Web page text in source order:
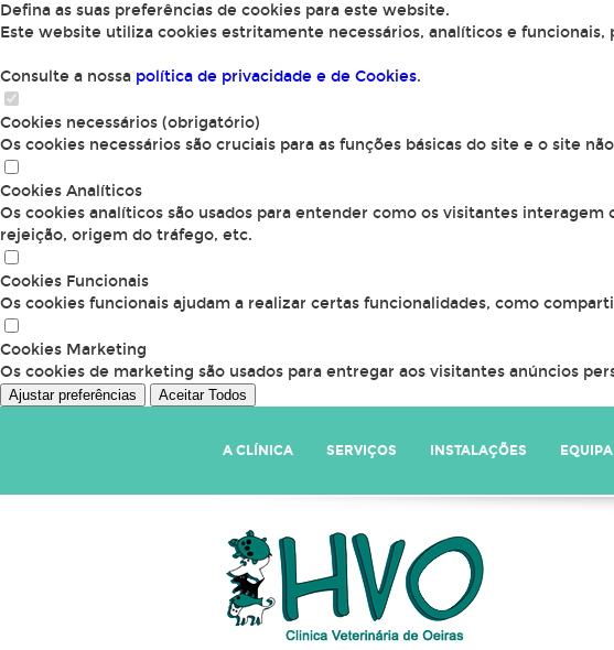
Defina as suas preferências de cookies para este website.
Este website utiliza cookies estritamente necessários, analíticos e
Consulte a nossa política de privacidade e de Cookies.
Cookies necessários (obrigatório)
Os cookies necessários são cruciais para as funções básicas do site e o site
Cookies Analíticos
Os cookies analíticos são usados para entender como os visitantes
rejeição, origem do tráfego, etc.
Cookies Funcionais
Os cookies funcionais ajudam a realizar certas funcionalidades, como
Cookies Marketing
Os cookies de marketing são usados para entregar aos visitantes anúncios
Ajustar preferências Aceitar Todos
A CLÍNICA SERVIÇOS INSTALAÇÕES EQUIPA